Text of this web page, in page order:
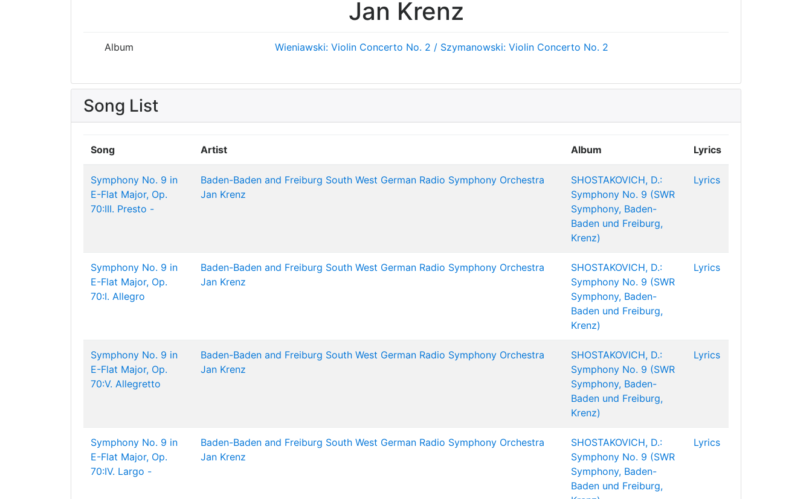
Jan Krenz
Album Wieniawski: Violin Concerto No. 2 / Szymanowski: Violin Concerto No. 2
Song List
Song Artist Album Lyrics
Symphony No. 9 in
E-Flat Major, Op.
70:III. Presto -
Baden-Baden and Freiburg South West German Radio Symphony Orchestra
Jan Krenz
SHOSTAKOVICH, D.:
Symphony No. 9 (SWR
Symphony, Baden-
Baden und Freiburg,
Krenz)
Lyrics
Symphony No. 9 in
E-Flat Major, Op.
70:I. Allegro
Baden-Baden and Freiburg South West German Radio Symphony Orchestra
Jan Krenz
SHOSTAKOVICH, D.:
Symphony No. 9 (SWR
Symphony, Baden-
Baden und Freiburg,
Krenz)
Lyrics
Symphony No. 9 in
E-Flat Major, Op.
70:V. Allegretto
Baden-Baden and Freiburg South West German Radio Symphony Orchestra
Jan Krenz
SHOSTAKOVICH, D.:
Symphony No. 9 (SWR
Symphony, Baden-
Baden und Freiburg,
Krenz)
Lyrics
Symphony No. 9 in
E-Flat Major, Op.
70:IV. Largo -
Baden-Baden and Freiburg South West German Radio Symphony Orchestra
Jan Krenz
SHOSTAKOVICH, D.:
Symphony No. 9 (SWR
Symphony, Baden-
Baden und Freiburg,
Lyrics